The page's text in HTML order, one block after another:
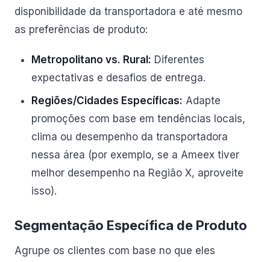
disponibilidade da transportadora e até mesmo
as preferências de produto:
Metropolitano vs. Rural: Diferentes
expectativas e desafios de entrega.
Regiões/Cidades Específicas: Adapte
promoções com base em tendências locais,
clima ou desempenho da transportadora
nessa área (por exemplo, se a Ameex tiver
melhor desempenho na Região X, aproveite
isso).
Segmentação Específica de Produto
Agrupe os clientes com base no que eles